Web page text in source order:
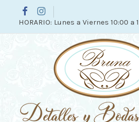
HORARIO: Lunes a Viernes 10:00